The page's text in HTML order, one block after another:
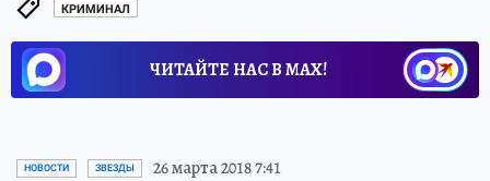
КРИМИНАЛ
ЧИТАЙТЕ НАС В МАХ!
НОВОСТИ ЗВЕЗДЫ 26 марта 2018 7:41